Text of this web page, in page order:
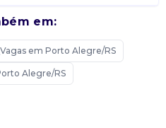
em:
Vagas em Porto Alegre/RS
Alegre/RS